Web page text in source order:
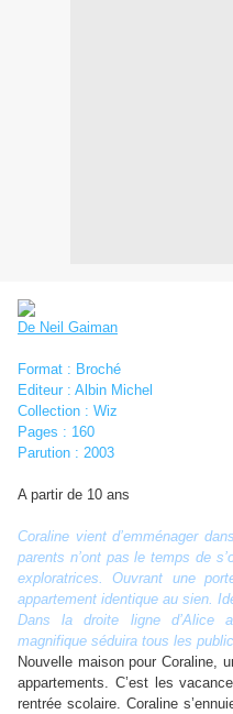
De Neil Gaiman
Format : Broché
Editeur : Albin Michel
Collection : Wiz
Pages : 160
Parution : 2003
A partir de 10 ans
Coraline vient d’emménager
parents n’ont pas le temps de
exploratrices. Ouvrant une
appartement identique au sien.
Dans la droite ligne d’Alice
magnifique séduira tous les
Nouvelle maison pour Coraline,
appartements. C’est les
rentrée scolaire. Coraline